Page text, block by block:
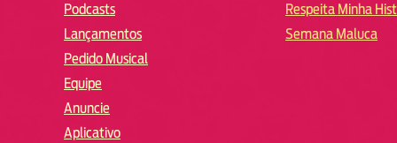
Podcasts
Lançamentos
Pedido Musical
Equipe
Anuncie
Aplicativo
Respeita Minha
Semana Maluca